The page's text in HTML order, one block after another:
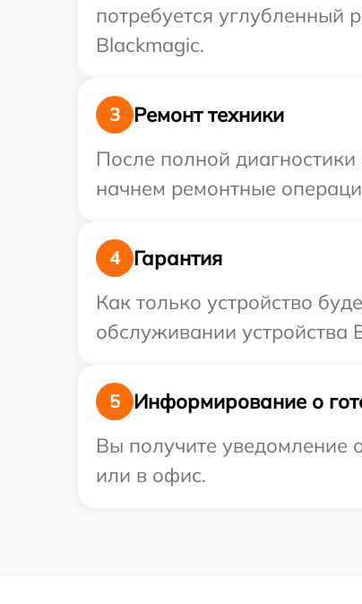
потребуется углубленный
Blackmagic.
3
Ремонт техники
После полной
начнем ремонтные
4
Гарантия
Как только устройство
обслуживании устройства
5
Информирование о
Вы получите уведомление
или в офис.